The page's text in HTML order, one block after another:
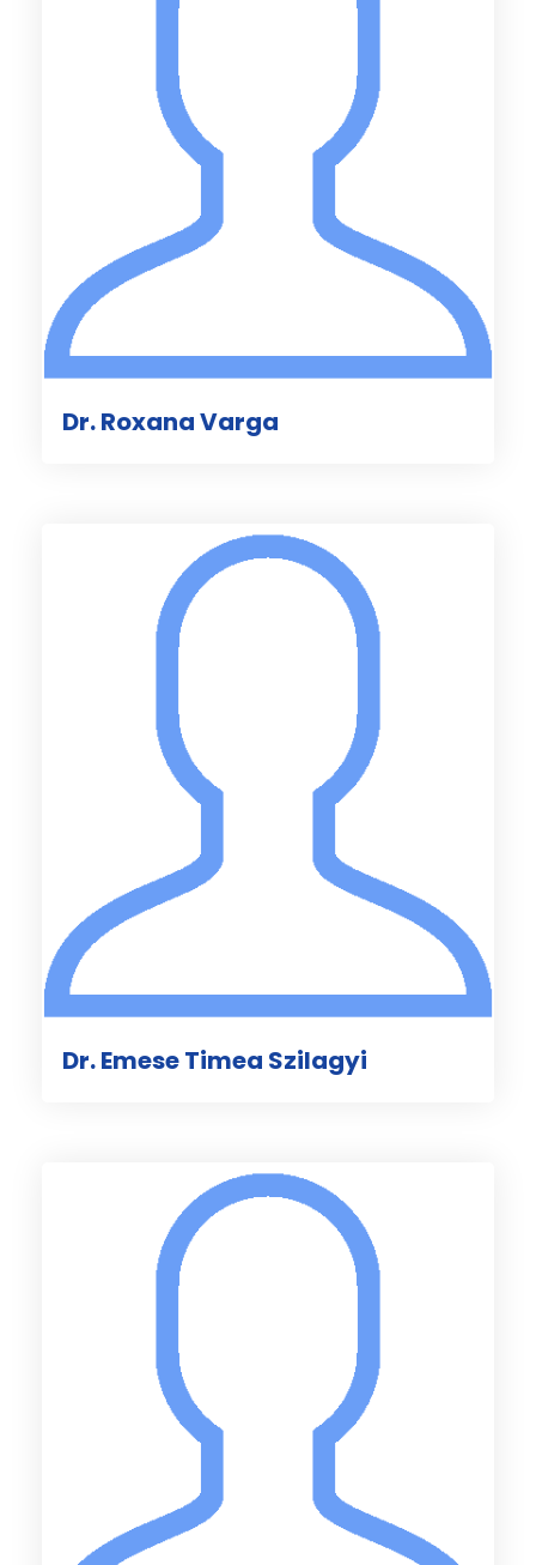
Dr. Roxana Varga
Dr. Emese Timea Szilagyi